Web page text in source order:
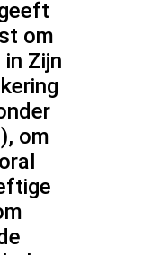
om
in Zijn
om